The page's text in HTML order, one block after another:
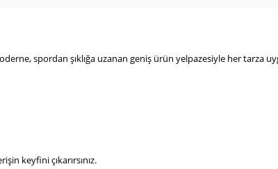
spordan şıklığa uzanan geniş ürün yelpazesiyle her tarza
keyfini çıkarırsınız.